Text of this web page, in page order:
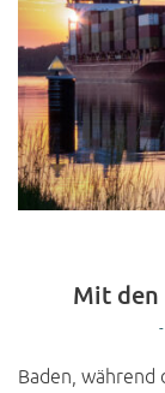
Mit den
Baden, während